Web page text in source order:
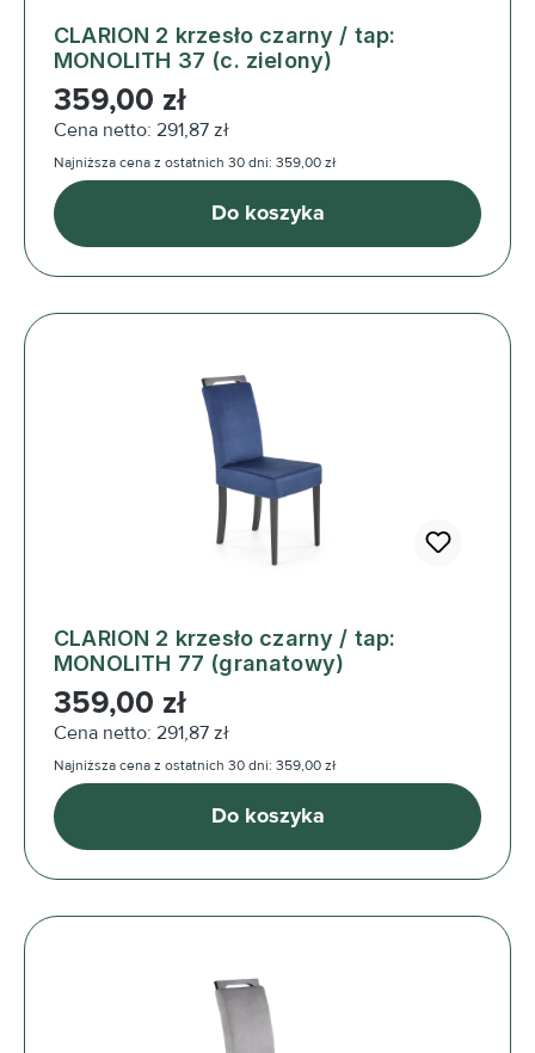
CLARION 2 krzesło czarny / tap:
MONOLITH 37 (c. zielony)
Cena regularna:
359,00 zł
Cena netto: 291,87 zł
Najniższa cena z ostatnich 30 dni: 359,00 zł
Do koszyka
CLARION 2 krzesło czarny / tap:
MONOLITH 77 (granatowy)
Cena regularna:
359,00 zł
Cena netto: 291,87 zł
Najniższa cena z ostatnich 30 dni: 359,00 zł
Do koszyka